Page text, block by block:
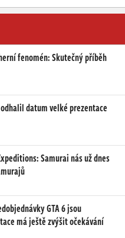
fenomén: Skutečný příběh
datum velké prezentace
Samurai nás už dnes
GTA 6 jsou
má ještě zvýšit očekávání